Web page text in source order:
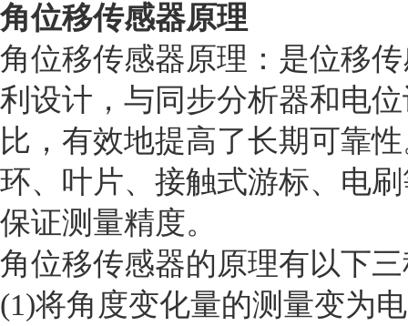
角位移传感器原理
角位移传感器原理：是位移
利设计，与同步分析器和电
比，有效地提高了长期可靠
环、叶片、接触式游标、电
保证测量精度。
角位移传感器的原理有以下
(1)将角度变化量的测量变为